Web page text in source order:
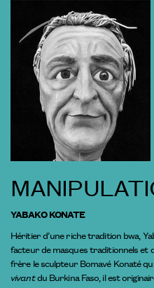
YABAKO KONATE
Héritier d’une riche tradition bwa,
facteur de masques traditionnels et
frère le sculpteur Bomavé Konaté
vivantdu Burkina Faso, il est